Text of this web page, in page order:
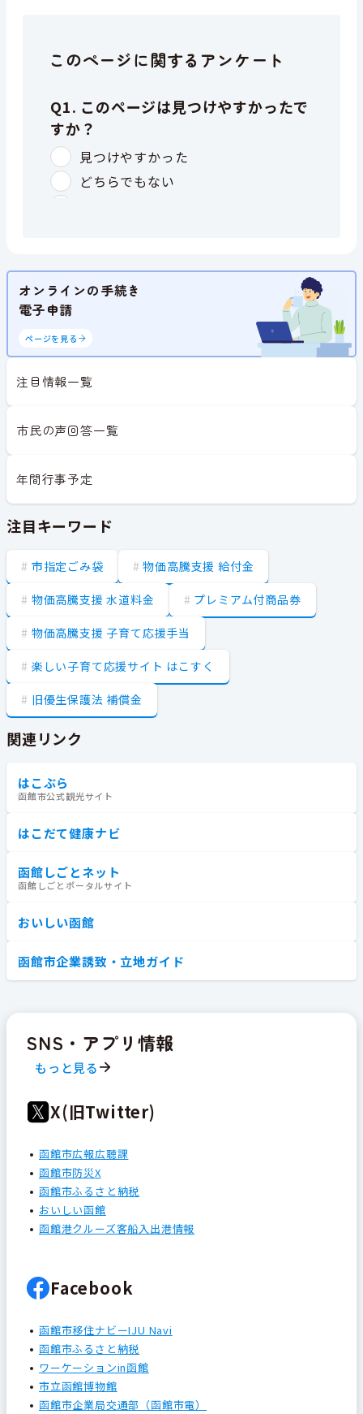
このページに関するアンケート
オンラインの手続き
電子申請
ページを見る
注目情報一覧
市民の声回答一覧
年間行事予定
注目キーワード
市指定ごみ袋 物価高騰支援 給付金
物価高騰支援 水道料金 プレミアム付商品券
物価高騰支援 子育て応援手当
楽しい子育て応援サイト はこすく
旧優生保護法 補償金
関連リンク
はこぶら
函館市公式観光サイト
はこだて健康ナビ
函館しごとネット
函館しごとポータルサイト
おいしい函館
函館市企業誘致・立地ガイド
SNS・アプリ情報
もっと見る
X(旧Twitter)
函館市広報広聴課
函館市防災X
函館市ふるさと納税
おいしい函館
函館港クルーズ客船入出港情報
Facebook
函館市移住ナビーIJU Navi
函館市ふるさと納税
ワーケーションin函館
市立函館博物館
函館市企業局交通部（函館市電）